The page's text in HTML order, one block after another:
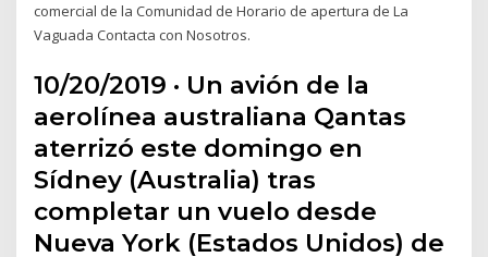
comercial de la Comunidad de Horario de apertura de La
Vaguada Contacta con Nosotros.
10/20/2019 · Un avión de la
aerolínea australiana Qantas
aterrizó este domingo en
Sídney (Australia) tras
completar un vuelo desde
Nueva York (Estados Unidos) de